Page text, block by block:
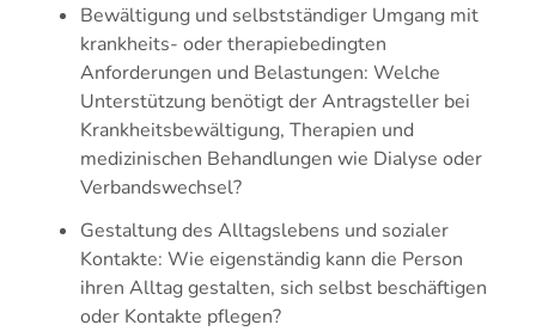
Bewältigung und selbstständiger Umgang mit
krankheits- oder therapiebedingten
Anforderungen und Belastungen: Welche
Unterstützung benötigt der Antragsteller bei
Krankheitsbewältigung, Therapien und
medizinischen Behandlungen wie Dialyse oder
Verbandswechsel?
Gestaltung des Alltagslebens und sozialer
Kontakte: Wie eigenständig kann die Person
ihren Alltag gestalten, sich selbst beschäftigen
oder Kontakte pflegen?